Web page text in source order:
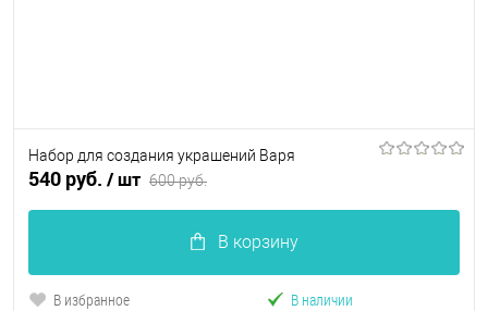
Набор для создания украшений Варя
540 руб. / шт 600 руб.
В корзину
В избранное В наличии